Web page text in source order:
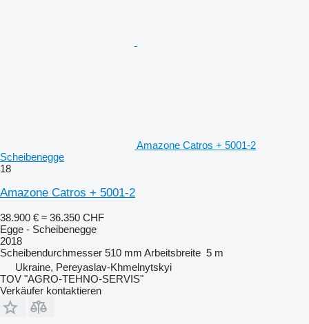
Amazone Catros + 5001-2
Scheibenegge
18
Amazone Catros + 5001-2
38.900 € ≈ 36.350 CHF
Egge - Scheibenegge
2018
Scheibendurchmesser 510 mm Arbeitsbreite 5 m
Ukraine, Pereyaslav-Khmelnytskyi
TOV "AGRO-TEHNO-SERVIS"
Verkäufer kontaktieren